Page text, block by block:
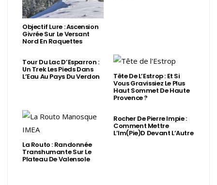
Objectif Lure : Ascension
Givrée Sur Le Versant
Nord En Raquettes
Tour Du Lac D’Esparron :
Un Trek Les Pieds Dans
L’Eau Au Pays Du Verdon Tête De L’Estrop : Et Si
Vous Gravissiez Le Plus
Haut Sommet De Haute
Provence ?
La Routo : Randonnée
Transhumante Sur Le
Plateau De Valensole
Rocher De Pierre Impie :
Comment Mettre
L’Im(Pie)d Devant L’Autre